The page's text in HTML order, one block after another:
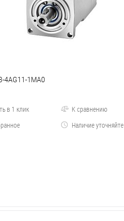
4AG11-1MA0
в 1 клик
К сравнению
Наличие уточняйте